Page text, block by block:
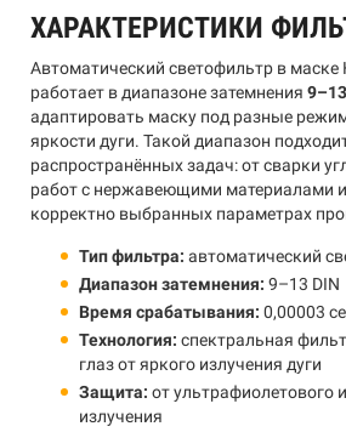
ХАРАКТЕРИСТИКИ
Автоматический светофильтр в
работает в диапазоне затемнения
адаптировать маску под разные
яркости дуги. Такой диапазон
распространённых задач: от сварки
работ с нержавеющими материалами
корректно выбранных параметрах
Тип фильтра: автоматический
Диапазон затемнения: 9–13 DIN
Время срабатывания: 0,00003
Технология: спектральная
глаз от яркого излучения дуги
Защита: от ультрафиолетового
излучения